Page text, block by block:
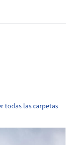
todas las carpetas